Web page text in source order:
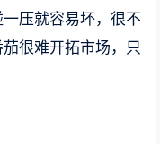
压就容易坏，很不
很难开拓市场，只